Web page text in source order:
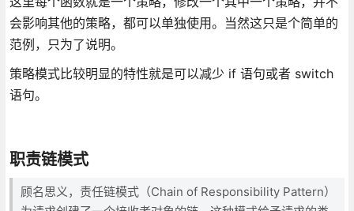
会影响其他的策略，都可以单独使用。当然这只是个简单的
范例，只为了说明。
策略模式比较明显的特性就是可以减少 if 语句或者 switch
语句。
职责链模式
顾名思义，责任链模式（Chain of Responsibility Pattern）